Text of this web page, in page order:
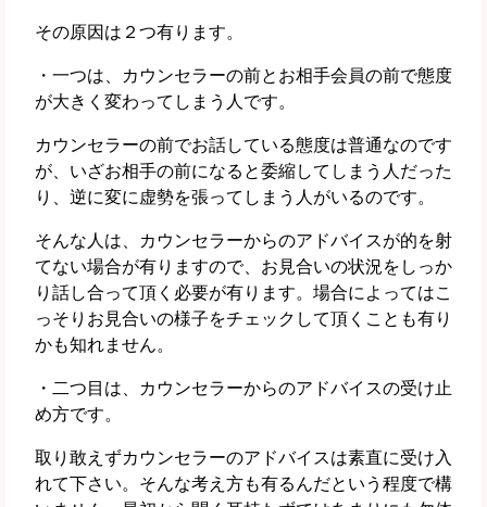
その原因は２つ有ります。
・一つは、カウンセラーの前とお相手会員の前で態度
が大きく変わってしまう人です。
カウンセラーの前でお話している態度は普通なのです
が、いざお相手の前になると委縮してしまう人だった
り、逆に変に虚勢を張ってしまう人がいるのです。
そんな人は、カウンセラーからのアドバイスが的を射
てない場合が有りますので、お見合いの状況をしっか
り話し合って頂く必要が有ります。場合によってはこ
っそりお見合いの様子をチェックして頂くことも有り
かも知れません。
・二つ目は、カウンセラーからのアドバイスの受け止
め方です。
取り敢えずカウンセラーのアドバイスは素直に受け入
れて下さい。そんな考え方も有るんだという程度で構